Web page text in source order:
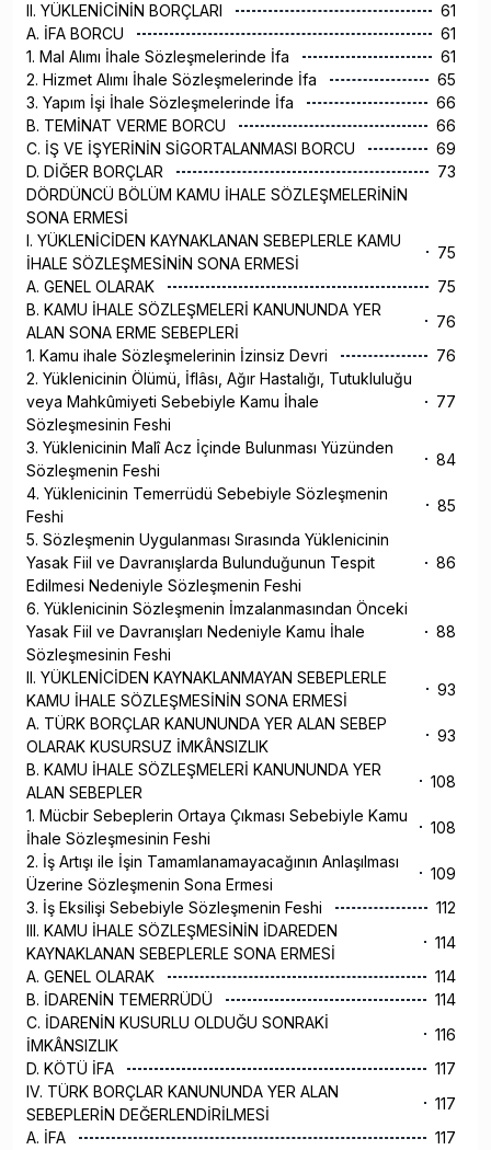
II. YÜKLENİCİNİN BORÇLARI
61
A. İFA BORCU
61
1. Mal Alımı İhale Sözleşmelerinde İfa
61
2. Hizmet Alımı İhale Sözleşmelerinde İfa
65
3. Yapım İşi İhale Sözleşmelerinde İfa
66
B. TEMİNAT VERME BORCU
66
C. İŞ VE İŞYERİNİN SİGORTALANMASI BORCU
69
D. DİĞER BORÇLAR
73
DÖRDÜNCÜ BÖLÜM KAMU İHALE SÖZLEŞMELERİNİN
SONA ERMESİ
I. YÜKLENİCİDEN KAYNAKLANAN SEBEPLERLE KAMU
İHALE SÖZLEŞMESİNİN SONA ERMESİ
75
A. GENEL OLARAK
75
B. KAMU İHALE SÖZLEŞMELERİ KANUNUNDA YER
ALAN SONA ERME SEBEPLERİ
76
1. Kamu ihale Sözleşmelerinin İzinsiz Devri
76
2. Yüklenicinin Ölümü, İflâsı, Ağır Hastalığı, Tutukluluğu
veya Mahkûmiyeti Sebebiyle Kamu İhale
Sözleşmesinin Feshi
77
3. Yüklenicinin Malî Acz İçinde Bulunması Yüzünden
Sözleşmenin Feshi
84
4. Yüklenicinin Temerrüdü Sebebiyle Sözleşmenin
Feshi
85
5. Sözleşmenin Uygulanması Sırasında Yüklenicinin
Yasak Fiil ve Davranışlarda Bulunduğunun Tespit
Edilmesi Nedeniyle Sözleşmenin Feshi
86
6. Yüklenicinin Sözleşmenin İmzalanmasından Önceki
Yasak Fiil ve Davranışları Nedeniyle Kamu İhale
Sözleşmesinin Feshi
88
II. YÜKLENİCİDEN KAYNAKLANMAYAN SEBEPLERLE
KAMU İHALE SÖZLEŞMESİNİN SONA ERMESİ
93
A. TÜRK BORÇLAR KANUNUNDA YER ALAN SEBEP
OLARAK KUSURSUZ İMKÂNSIZLIK
93
B. KAMU İHALE SÖZLEŞMELERİ KANUNUNDA YER
ALAN SEBEPLER
108
1. Mücbir Sebeplerin Ortaya Çıkması Sebebiyle Kamu
İhale Sözleşmesinin Feshi
108
2. İş Artışı ile İşin Tamamlanamayacağının Anlaşılması
Üzerine Sözleşmenin Sona Ermesi
109
3. İş Eksilişi Sebebiyle Sözleşmenin Feshi
112
III. KAMU İHALE SÖZLEŞMESİNİN İDAREDEN
KAYNAKLANAN SEBEPLERLE SONA ERMESİ
114
A. GENEL OLARAK
114
B. İDARENİN TEMERRÜDÜ
114
C. İDARENİN KUSURLU OLDUĞU SONRAKİ
İMKÂNSIZLIK
116
D. KÖTÜ İFA
117
IV. TÜRK BORÇLAR KANUNUNDA YER ALAN
SEBEPLERİN DEĞERLENDİRİLMESİ
117
A. İFA
117